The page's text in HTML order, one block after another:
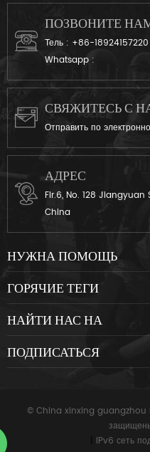
ПОЗВОНИТЕ
Тель : +86-18924157220
Whatsapp :
СВЯЖИТЕСЬ С
Отправить по
АДРЕС
Flr.6, No. 128 Jiangyuan
China
НУЖНА ПОМОЩЬ
ГОРЯЧИЕ ТЕГИ
НАЙТИ НАС НА
ПОДПИСАТЬСЯ
© China xinxing guangzhou
IPv6 сеть